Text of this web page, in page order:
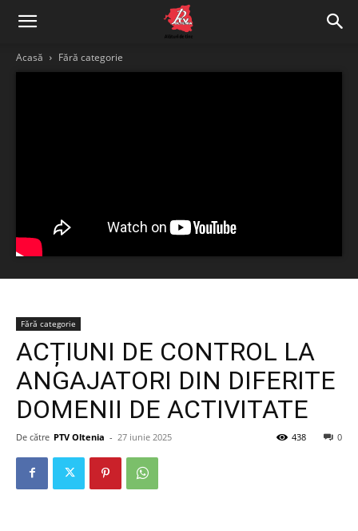
Acasă Fără categorie
Fără categorie
ACȚIUNI DE CONTROL LA
ANGAJATORI DIN DIFERITE
DOMENII DE ACTIVITATE
De către PTV Oltenia - 27 iunie 2025 0
438